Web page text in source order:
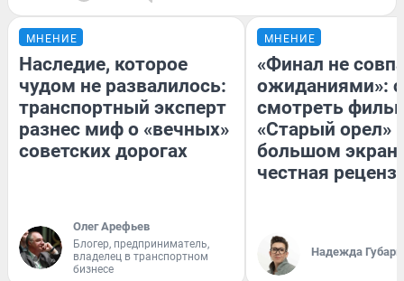
МНЕНИЕ
Наследие, которое
чудом не развалилось:
транспортный эксперт
разнес миф о «вечных»
советских дорогах
Олег Арефьев
Блогер, предприниматель,
владелец в транспортном
бизнесе
МНЕНИЕ
«Финал не
ожиданиями»:
смотреть
«Старый орел»
большом
честная
Надежда Губарь